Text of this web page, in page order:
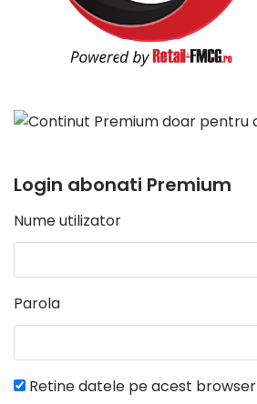
Login abonati Premium
Nume utilizator
Parola
Retine datele pe acest browser